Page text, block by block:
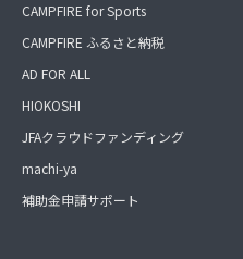
CAMPFIRE for Sports
CAMPFIRE ふるさと納税
AD FOR ALL
HIOKOSHI
JFAクラウドファンディング
machi-ya
補助金申請サポート